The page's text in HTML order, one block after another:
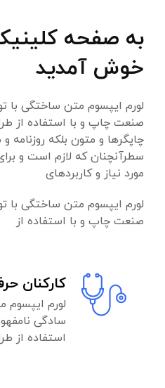
به صفحه
خوش آمدید
لورم ایپسوم متن ساختگی با
صنعت چاپ و با استفاده از
چاپگرها و متون بلکه روزنامه
سطرآنچنان که لازم است و
مورد نیاز و کاربردهای
لورم ایپسوم متن ساختگی با
صنعت چاپ و با استفاده از
کارکنان
لورم ایپسوم
سادگی
استفاده از